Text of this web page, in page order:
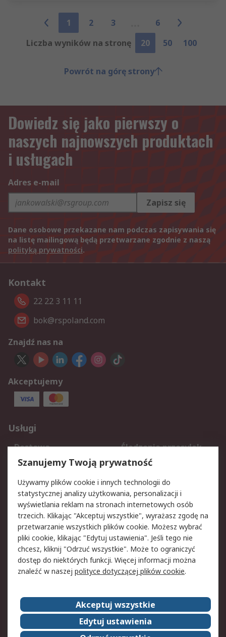
1 2 3
6
Liczba wyników na stronę
20 50 100
Powrót na górę strony
Dowiedz się jako pierwszy o
naszych najnowszych produktach
i usługach
Adres e-mail
Zapisz się
Dane osobowe przekazane nam podczas zapisywania się
na listę mailingową będą przetwarzane zgodnie z naszą
polityką prywatności.
Kontakt
22 22 3 11 11
bok@rspoland.com
Znajdź nas na
Akceptujemy
Usługi
Dostawa
Śledzenie przesyłek
Reklamacje i zwroty
Rejestracja
Aspekty prawne
Bezpieczeństwo e-
maila
Polityka dotycząca
plików cookie
Polityka prywatności
Użytkowanie witryny
Zastrzeżenia prawne
Warunki Sprzedaży
Kontakt
O firmie RS
RS na świecie
Kariera
Nagrody dla RS
Szanujemy Twoją prywatność
Używamy plików cookie i innych technologii do
statystycznej analizy użytkowania, personalizacji i
wyświetlania reklam na stronach internetowych osób
trzecich. Klikając "Akceptuj wszystkie", wyrażasz zgodę na
przetwarzanie wszystkich plików cookie. Możesz wybrać
pliki cookie, klikając "Edytuj ustawienia". Jeśli tego nie
chcesz, kliknij "Odrzuć wszystkie". Może to ograniczyć
dostęp do niektórych funkcji. Więcej informacji można
znaleźć w naszej polityce dotyczącej plików cookie.
Akceptuj wszystkie
Edytuj ustawienia